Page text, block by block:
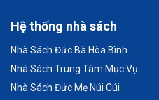
Hệ thống nhà sách
Nhà Sách Đức Bà Hòa Bình
Nhà Sách Trung Tâm Mục Vụ
Nhà Sách Đức Mẹ Núi Cúi